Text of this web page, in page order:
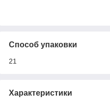
Способ упаковки
21
Характеристики